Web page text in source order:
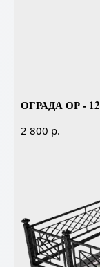
ОГРАДА ОР - 12
2 800 р.